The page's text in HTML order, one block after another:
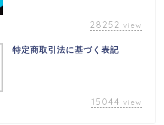
28252 view
特定商取引法に基づく表記
15044 view